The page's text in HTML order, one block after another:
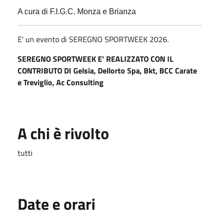
A cura di F.I.G.C. Monza e Brianza
E' un evento di SEREGNO SPORTWEEK 2026.
SEREGNO SPORTWEEK E' REALIZZATO CON IL
CONTRIBUTO DI Gelsia, Dellorto Spa, Bkt, BCC Carate
e Treviglio, Ac Consulting
A chi è rivolto
tutti
Date e orari